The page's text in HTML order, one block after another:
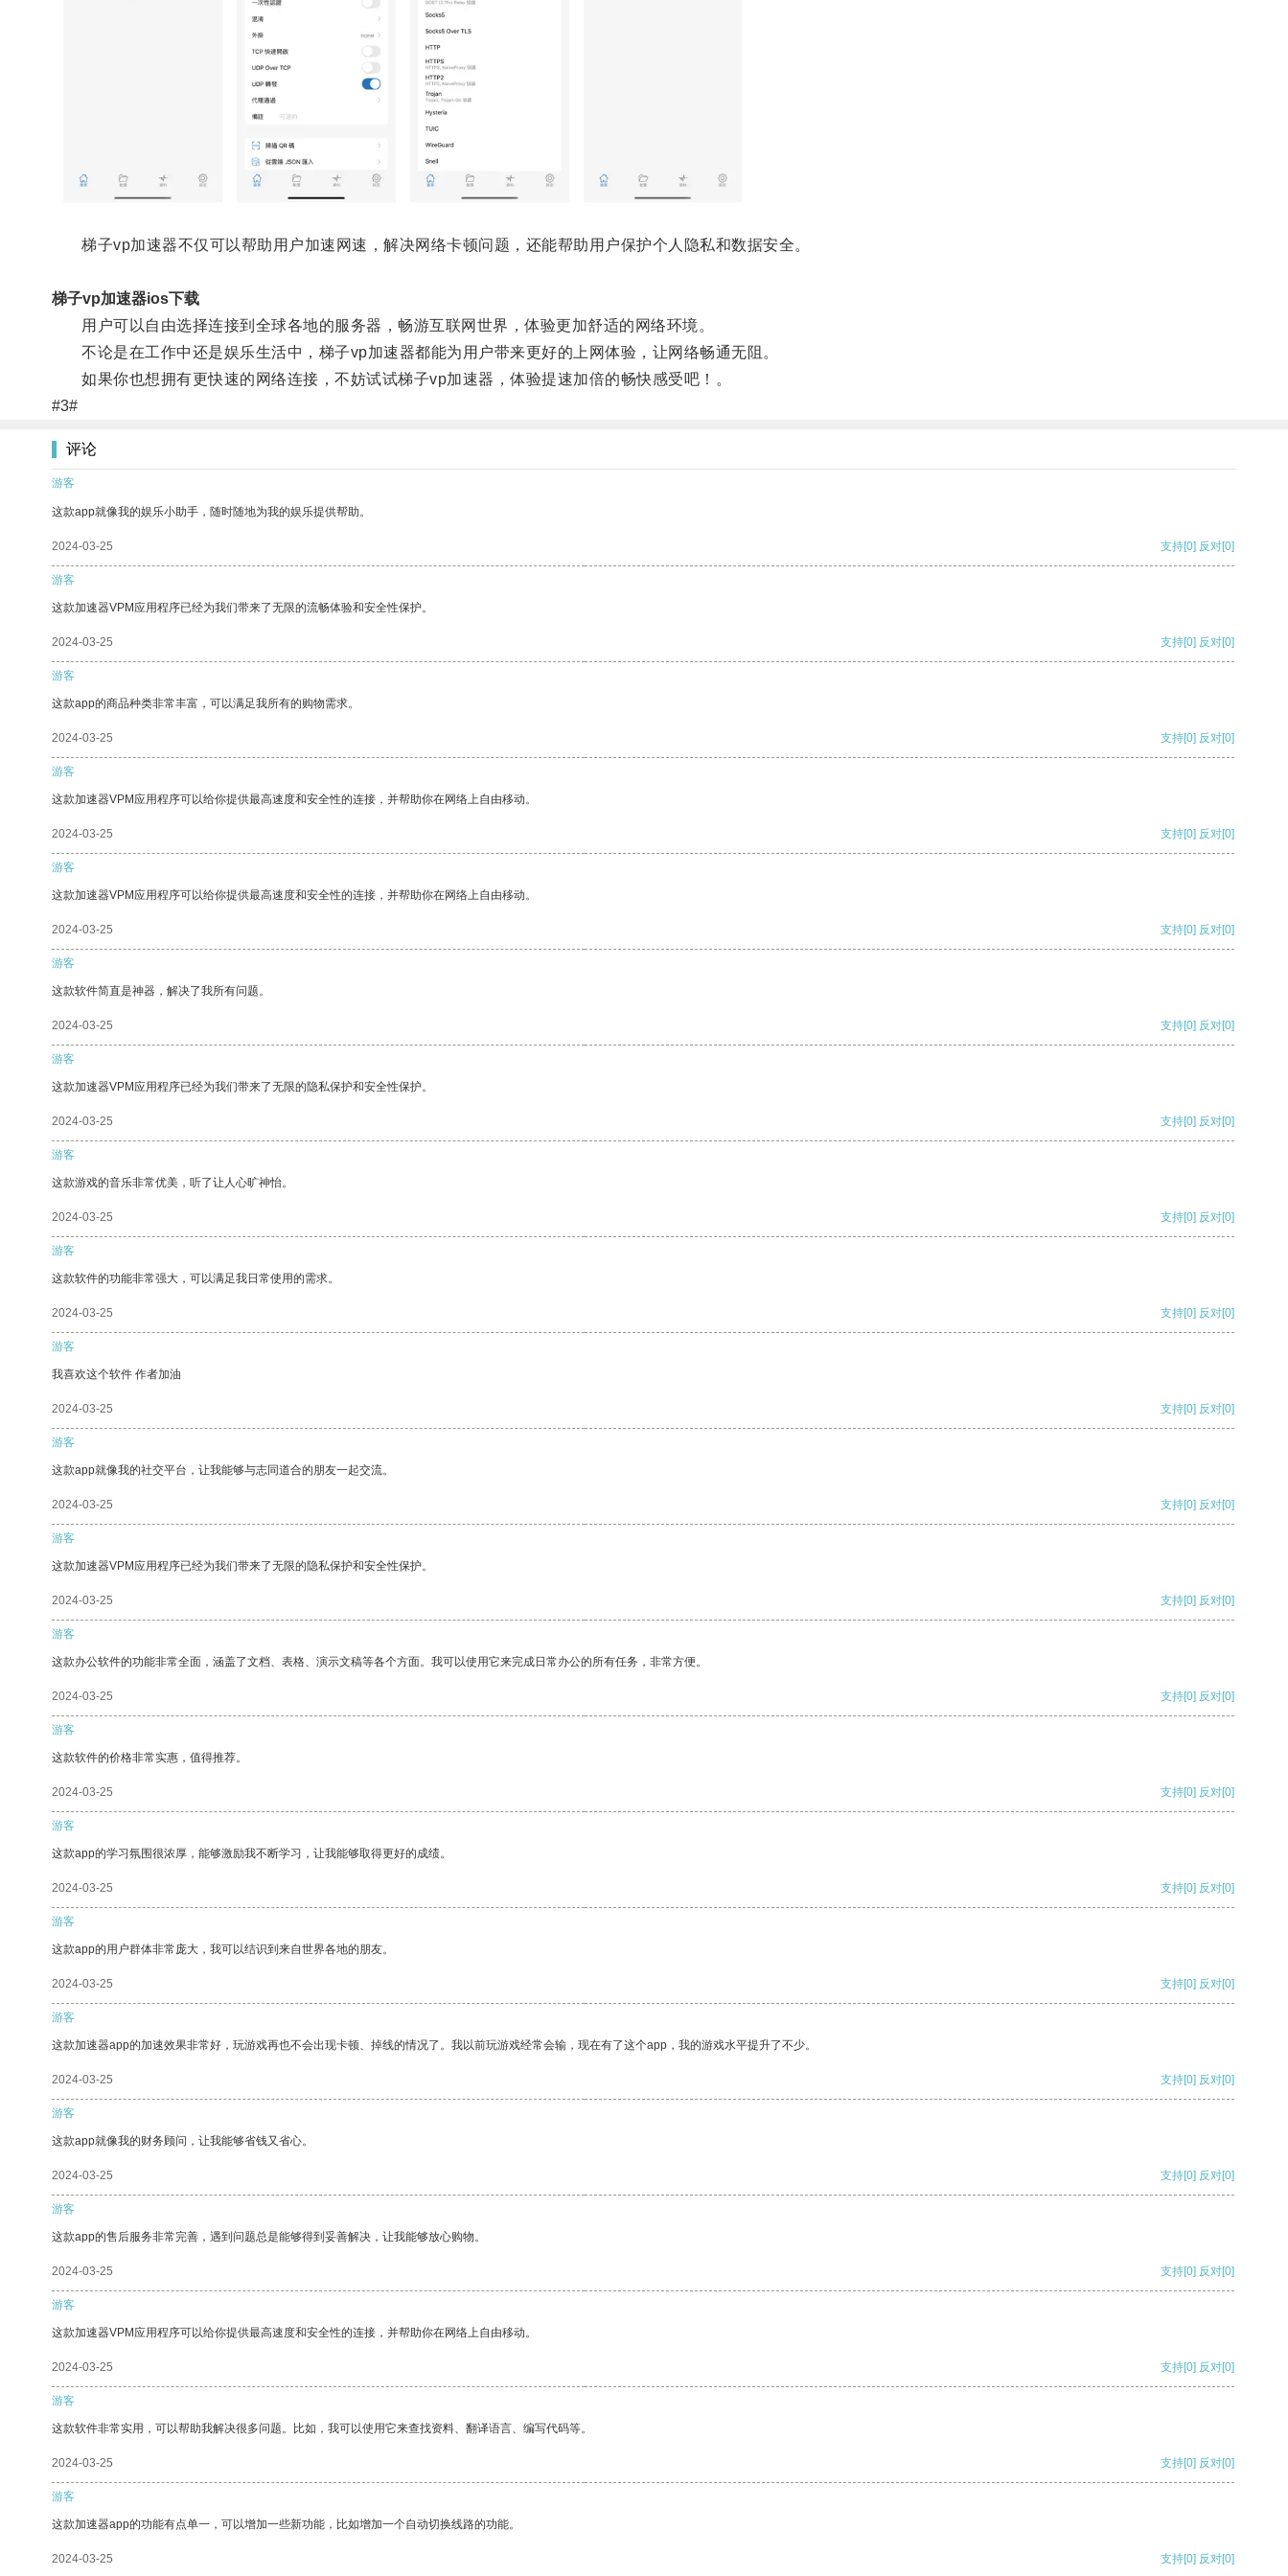
梯子vp加速器不仅可以帮助用户加速网速，解决网络卡顿问题，还能帮助用户保护个人隐私和数据安全。
梯子vp加速器ios下载
用户可以自由选择连接到全球各地的服务器，畅游互联网世界，体验更加舒适的网络环境。
不论是在工作中还是娱乐生活中，梯子vp加速器都能为用户带来更好的上网体验，让网络畅通无阻。
如果你也想拥有更快速的网络连接，不妨试试梯子vp加速器，体验提速加倍的畅快感受吧！。
#3#
评论
游客
这款app就像我的娱乐小助手，随时随地为我的娱乐提供帮助。
2024-03-25 支持[0] 反对[0]
游客
这款加速器VPM应用程序已经为我们带来了无限的流畅体验和安全性保护。
2024-03-25 支持[0] 反对[0]
游客
这款app的商品种类非常丰富，可以满足我所有的购物需求。
2024-03-25 支持[0] 反对[0]
游客
这款加速器VPM应用程序可以给你提供最高速度和安全性的连接，并帮助你在网络上自由移动。
2024-03-25 支持[0] 反对[0]
游客
这款加速器VPM应用程序可以给你提供最高速度和安全性的连接，并帮助你在网络上自由移动。
2024-03-25 支持[0] 反对[0]
游客
这款软件简直是神器，解决了我所有问题。
2024-03-25 支持[0] 反对[0]
游客
这款加速器VPM应用程序已经为我们带来了无限的隐私保护和安全性保护。
2024-03-25 支持[0] 反对[0]
游客
这款游戏的音乐非常优美，听了让人心旷神怡。
2024-03-25 支持[0] 反对[0]
游客
这款软件的功能非常强大，可以满足我日常使用的需求。
2024-03-25 支持[0] 反对[0]
游客
我喜欢这个软件 作者加油
2024-03-25 支持[0] 反对[0]
游客
这款app就像我的社交平台，让我能够与志同道合的朋友一起交流。
2024-03-25 支持[0] 反对[0]
游客
这款加速器VPM应用程序已经为我们带来了无限的隐私保护和安全性保护。
2024-03-25 支持[0] 反对[0]
游客
这款办公软件的功能非常全面，涵盖了文档、表格、演示文稿等各个方面。我可以使用它来完成日常办公的所有任务，非常方便。
2024-03-25 支持[0] 反对[0]
游客
这款软件的价格非常实惠，值得推荐。
2024-03-25 支持[0] 反对[0]
游客
这款app的学习氛围很浓厚，能够激励我不断学习，让我能够取得更好的成绩。
2024-03-25 支持[0] 反对[0]
游客
这款app的用户群体非常庞大，我可以结识到来自世界各地的朋友。
2024-03-25 支持[0] 反对[0]
游客
这款加速器app的加速效果非常好，玩游戏再也不会出现卡顿、掉线的情况了。我以前玩游戏经常会输，现在有了这个app，我的游戏水平提升了不少。
2024-03-25 支持[0] 反对[0]
游客
这款app就像我的财务顾问，让我能够省钱又省心。
2024-03-25 支持[0] 反对[0]
游客
这款app的售后服务非常完善，遇到问题总是能够得到妥善解决，让我能够放心购物。
2024-03-25 支持[0] 反对[0]
游客
这款加速器VPM应用程序可以给你提供最高速度和安全性的连接，并帮助你在网络上自由移动。
2024-03-25 支持[0] 反对[0]
游客
这款软件非常实用，可以帮助我解决很多问题。比如，我可以使用它来查找资料、翻译语言、编写代码等。
2024-03-25 支持[0] 反对[0]
游客
这款加速器app的功能有点单一，可以增加一些新功能，比如增加一个自动切换线路的功能。
2024-03-25 支持[0] 反对[0]